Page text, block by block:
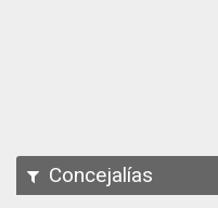
Concejalías